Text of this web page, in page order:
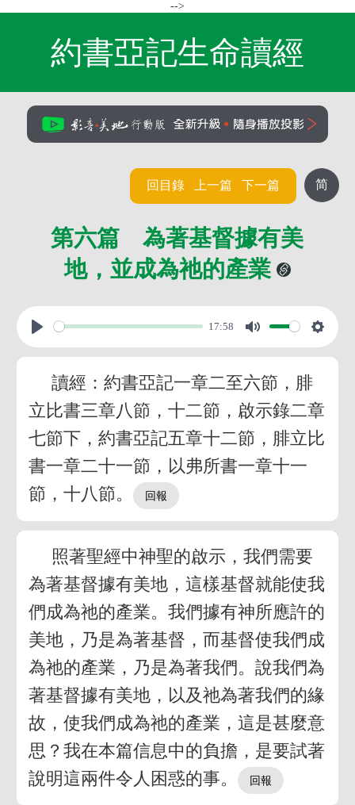
-->
約書亞記生命讀經
简
回目錄 上一篇 下一篇
第六篇 為著基督據有美
地，並成為祂的產業
17:58
讀經：約書亞記一章二至六節，腓
立比書三章八節，十二節，啟示錄二章
七節下，約書亞記五章十二節，腓立比
書一章二十一節，以弗所書一章十一
節，十八節。
照著聖經中神聖的啟示，我們需要
為著基督據有美地，這樣基督就能使我
們成為祂的產業。我們據有神所應許的
美地，乃是為著基督，而基督使我們成
為祂的產業，乃是為著我們。說我們為
著基督據有美地，以及祂為著我們的緣
故，使我們成為祂的產業，這是甚麼意
思？我在本篇信息中的負擔，是要試著
說明這兩件令人困惑的事。